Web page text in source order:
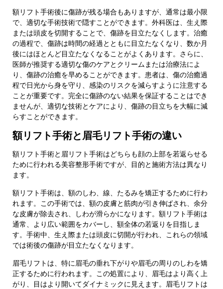
額リフト手術後に傷跡が残る場合もありますが、通常は最小限
で、適切な手術技術で隠すことができます。外科医は、生え際
または頭皮を切開することで、傷跡を目立たなくします。治癒
の過程で、傷跡は時間の経過とともに目立たなくなり、数か月
後にはほとんど目立たなくなることがよくあります。さらに、
医師が推奨する適切な傷のケアとクリームまたは治療法によ
り、傷跡の治癒を早めることができます。患者は、傷の治癒過
程で日光から身を守り、感染のリスクを減らすように注意する
ことが重要です。完全に傷跡のない結果を保証することはでき
ませんが、適切な技術とケアにより、傷跡の目立ちを大幅に減
らすことができます。
額リフト手術と眉毛リフト手術の違い
額リフト手術と眉リフト手術はどちらも顔の上部を若返らせる
ために行われる美容整形手術ですが、目的と施術方法は異なり
ます。
額リフト手術は、額のしわ、線、たるみを矯正するために行わ
れます。この手術では、額の皮膚と筋肉が引き伸ばされ、余分
な皮膚が除去され、しわが滑らかになります。額リフト手術は
通常、より広い範囲をカバーし、額全体の若返りを目指しま
す。手術中、生え際または頭皮に切開が行われ、これらの領域
では術後の傷跡が目立たなくなります。
眉毛リフトは、特に眉毛の垂れ下がりや眉毛の周りのしわを矯
正するために行われます。この処置により、眉毛はより高く上
がり、目はより開いてダイナミックに見えます。眉毛リフトは